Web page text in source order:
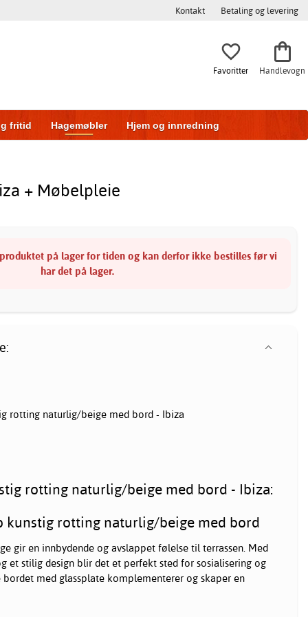
Kontakt Betaling og levering
Favoritter Handlevogn
fritid Hagemøbler Hjem og innredning
+ Møbelpleie
på lager for tiden og kan derfor ikke bestilles før vi
har det på lager.
rotting naturlig/beige med bord - Ibiza
rotting naturlig/beige med bord - Ibiza:
kunstig rotting naturlig/beige med bord
gir en innbydende og avslappet følelse til terrassen. Med
et stilig design blir det et perfekt sted for sosialisering og
bordet med glassplate komplementerer og skaper en